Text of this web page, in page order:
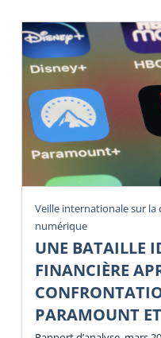
Veille internationale sur
numérique
UNE BATAILLE
FINANCIÈRE
PARAMOUNT